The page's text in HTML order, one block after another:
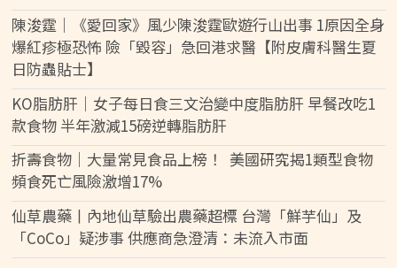
陳浚霆｜《愛回家》風少陳浚霆歐遊行山出事 1原因全身
爆紅疹極恐怖 險「毀容」急回港求醫【附皮膚科醫生夏
日防蟲貼士】
KO脂肪肝｜女子每日食三文治變中度脂肪肝 早餐改吃1
款食物 半年激減15磅逆轉脂肪肝
折壽食物｜大量常見食品上榜！ 美國研究揭1類型食物
頻食死亡風險激增17%
仙草農藥丨內地仙草驗出農藥超標 台灣「鮮芋仙」及
「CoCo」疑涉事 供應商急澄清：未流入市面